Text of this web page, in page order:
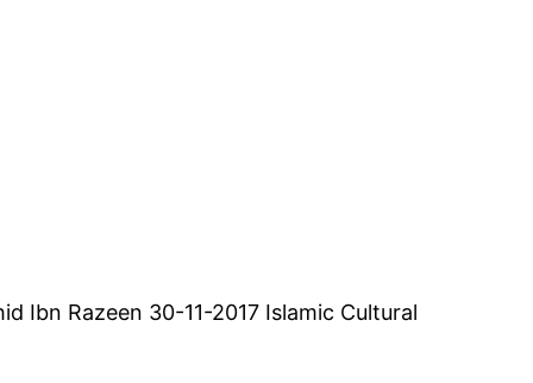
Ibn Razeen 30-11-2017 Islamic Cultural